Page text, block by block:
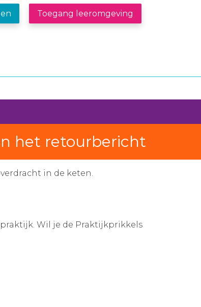
Toegang leeromgeving
het retourbericht
in de keten.
Wil je de Praktijkprikkels